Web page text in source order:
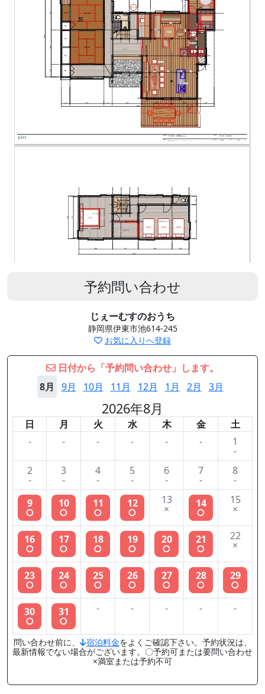
予約問い合わせ
じぇーむすのおうち
静岡県伊東市池614-245
お気に入りへ登録
日付から「予約問い合わせ」します。
8月
9月 10月 11月 12月 1月 2月 3月
2026年8月
日 月 火 水 木 金
土
-
- - - - - 1
-
2
-
3
-
4
-
5
-
6
-
7
-
8
-
9
○
10
○
11
○
12
○
13
× 14
○
15
×
16
○
17
○
18
○
19
○
20
○
21
○
22
×
23
○
24
○
25
○
26
○
27
○
28
○
29
○
30
○
31
○
- - - - -
問い合わせ前に、 宿泊料金をよくご確認下さい。予約状況は、
最新情報でない場合がございます。〇予約可または要問い合わせ
×満室または予約不可